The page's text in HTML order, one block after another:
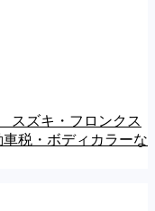
スズキ・フロンクス
車税・ボディカラーな